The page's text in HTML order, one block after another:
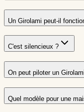
Un Girolami peut-il
C'est silencieux ?
On peut piloter un
Quel modèle pour une